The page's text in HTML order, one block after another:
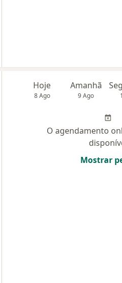
Hoje
8 Ago
Amanhã
9 Ago
O agendamento
Mostrar